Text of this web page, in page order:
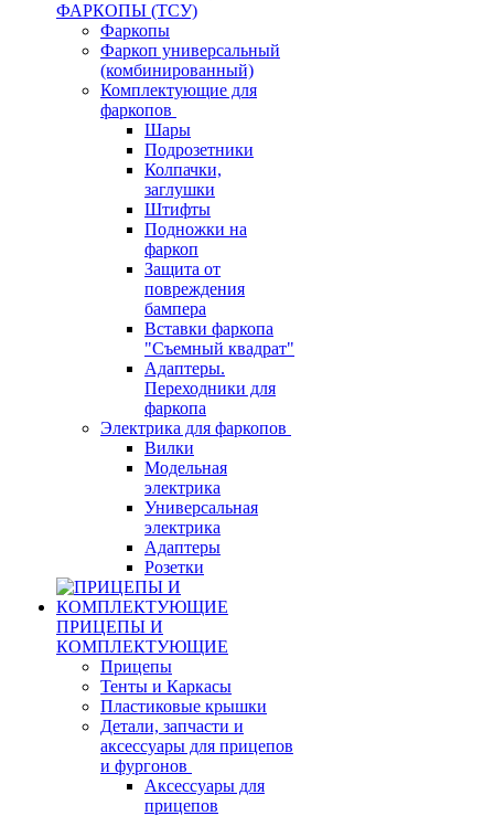
ФАРКОПЫ (ТСУ)
Фаркопы
Фаркоп универсальный
(комбинированный)
Комплектующие для
фаркопов
Шары
Подрозетники
Колпачки,
заглушки
Штифты
Подножки на
фаркоп
Защита от
повреждения
бампера
Вставки фаркопа
"Съемный квадрат"
Адаптеры.
Переходники для
фаркопа
Электрика для фаркопов
Вилки
Модельная
электрика
Универсальная
электрика
Адаптеры
Розетки
ПРИЦЕПЫ И
КОМПЛЕКТУЮЩИЕ
Прицепы
Тенты и Каркасы
Пластиковые крышки
Детали, запчасти и
аксессуары для прицепов
и фургонов
Аксессуары для
прицепов